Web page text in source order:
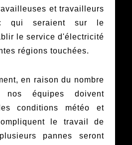
et travailleurs
qui seraient sur le
le service d'électricité
régions touchées.
en raison du nombre
nos équipes doivent
conditions météo et
le travail de
pannes seront